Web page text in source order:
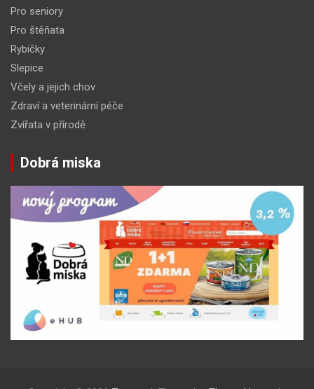
Pro seniory
Pro štěňata
Rybičky
Slepice
Včely a jejich chov
Zdraví a veterinární péče
Zvířata v přírodě
Dobrá miska